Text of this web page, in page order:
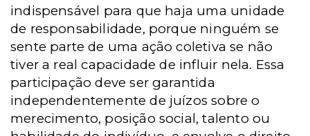
indispensável para que haja uma unidade
de responsabilidade, porque ninguém se
sente parte de uma ação coletiva se não
tiver a real capacidade de influir nela. Essa
participação deve ser garantida
independentemente de juízos sobre o
merecimento, posição social, talento ou